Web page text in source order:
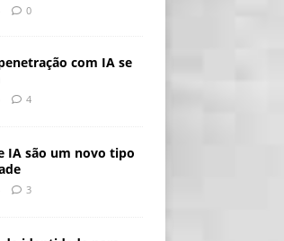
0
com IA se
4
IA são um novo tipo
3